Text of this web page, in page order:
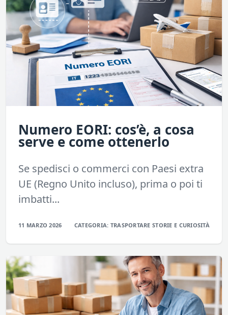
Numero EORI: cos’è, a cosa
serve e come ottenerlo
Se spedisci o commerci con Paesi extra
UE (Regno Unito incluso), prima o poi ti
imbatti...
11 MARZO 2026 CATEGORIA: TRASPORTARESTORIE E CURIOSITÀ